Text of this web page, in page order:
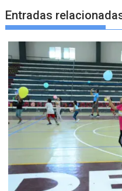
Entradas